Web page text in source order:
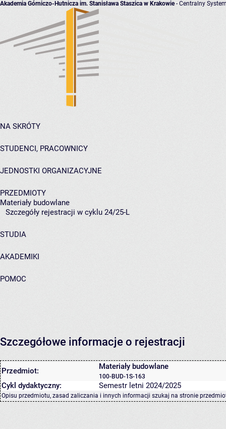
Akademia Górniczo-Hutnicza im. Stanisława Staszica w Krakowie- Centralny
NA SKRÓTY
STUDENCI, PRACOWNICY
JEDNOSTKI ORGANIZACYJNE
PRZEDMIOTY
Materiały budowlane
Szczegóły rejestracji w cyklu 24/25-L
STUDIA
AKADEMIKI
POMOC
Szczegółowe informacje o rejestracji
Przedmiot: Materiały budowlane
100-BUD-1S-163
Cykl dydaktyczny: Semestr letni 2024/2025
Opisu przedmiotu, zasad zaliczania i innych informacji szukaj na stronie